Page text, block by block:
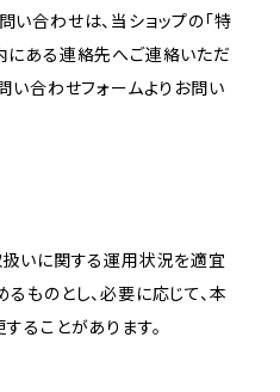
合わせは、当ショップの「特
にある連絡先へご連絡いただ
い合わせフォームよりお問い
扱いに関する運用状況を適宜
ものとし、必要に応じて、本
ることがあります。